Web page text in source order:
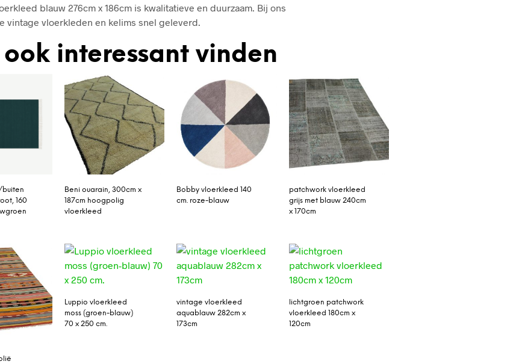
blauw 276cm x 186cm is kwalitatieve en duurzaam. Bij ons
vintage vloerkleden en kelims snel geleverd.
interessant vinden
160
Beni ouarain, 300cm x
187cm hoogpolig
vloerkleed
Bobby vloerkleed 140
cm. roze-blauw
patchwork vloerkleed
grijs met blauw 240cm
x 170cm
Luppio vloerkleed
moss (groen-blauw)
70 x 250 cm.
vintage vloerkleed
aquablauw 282cm x
173cm
lichtgroen patchwork
vloerkleed 180cm x
120cm